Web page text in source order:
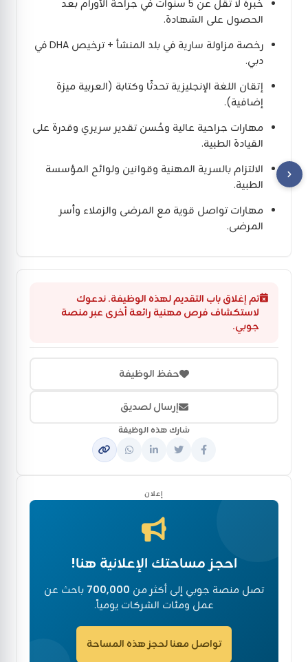
تم إغلاق باب التقديم لهذه الوظيفة. ندعوك
لاستكشاف فرص مهنية رائعة أخرى عبر منصة
جوبي.
حفظ الوظيفة
إرسال لصديق
شارك هذه الوظيفة
إعلان
احجز مساحتك الإعلانية هنا!
تصل منصة جوبي إلى أكثر من 700,000 باحث عن
عمل ومئات الشركات يومياً.
تواصل معنا لحجز هذه المساحة
خبرة لا تقل عن 5 سنوات في جراحة الأورام بعد
الحصول على الشهادة.
رخصة مزاولة سارية في بلد المنشأ + ترخيص DHA في
دبي.
إتقان اللغة الإنجليزية تحدثًا وكتابة (العربية ميزة
إضافية).
مهارات جراحية عالية وحُسن تقدير سريري وقدرة على
القيادة الطبية.
الالتزام بالسرية المهنية وقوانين ولوائح المؤسسة
الطبية.
مهارات تواصل قوية مع المرضى والزملاء وأسر
المرضى.